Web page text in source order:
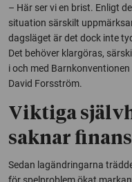
– Här ser vi en brist. Enligt
situation särskilt
dagsläget är det dock inte
Det behöver klargöras,
i och med
David Forsström.
Viktiga
saknar
Sedan lagändringarna